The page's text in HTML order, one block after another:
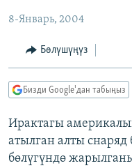
БҮГҮН АЗАТТЫКТА
ЭКСПЕРТТЕР ТАЛДАЙТ
БИЗ ЖАНА ДҮЙНӨ
ЭЖЕ-СИҢДИЛЕР
АЗАТТЫК+
ПОДКАСТ
ӨЗГӨЧӨ ПИКИР
Русский
ОНЛАЙН ШЕРИНЕ
8-Январь, 2004
Бөлүшүңүз
Бизди Google'дан табыңыз
Ирактагы
атылган алты снаряд
бөлүгүндө